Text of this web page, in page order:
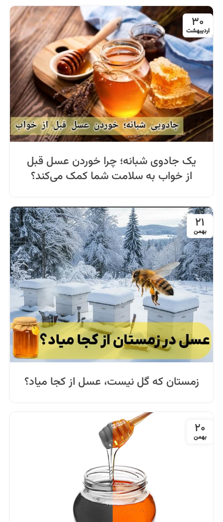
30
اردیبهشت
یک جادوی شبانه؛ چرا خوردن عسل قبل
از خواب به سلامت شما کمک می‌کند؟
21
بهمن
زمستان که گل نیست، عسل از کجا میاد؟
20
بهمن